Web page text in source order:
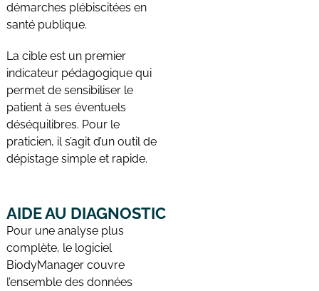
démarches plébiscitées en
santé publique.
La cible est un premier
indicateur pédagogique qui
permet de sensibiliser le
patient à ses éventuels
déséquilibres. Pour le
praticien, il s’agit d’un outil de
dépistage simple et rapide.
AIDE AU DIAGNOSTIC
Pour une analyse plus
complète, le logiciel
BiodyManager couvre
l’ensemble des données